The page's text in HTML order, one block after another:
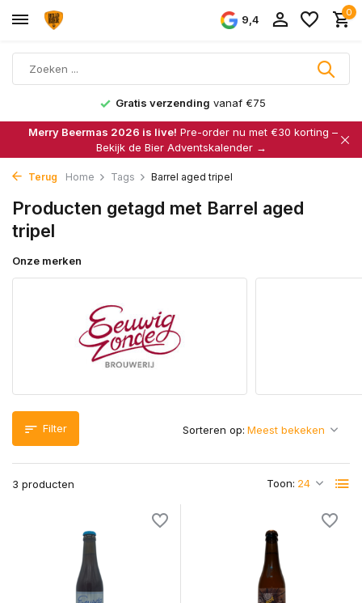
9,4
0
Gratis verzending vanaf €75
Merry Beermas 2026 is live! Pre-order nu met €30 korting –
Bekijk de Bier Adventskalender →
Terug Home Tags Barrel aged tripel
Producten getagd met Barrel aged
tripel
Onze merken
Filter
3 producten Toon:
Sorteren op: